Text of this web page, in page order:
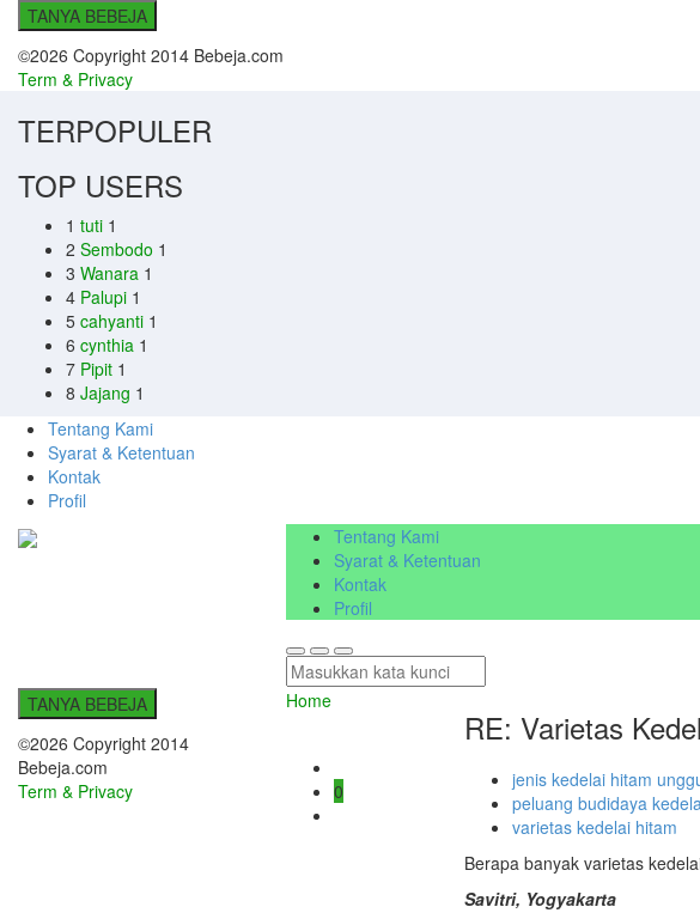
TANYA BEBEJA
©2026 Copyright 2014 Bebeja.com
Term & Privacy
TERPOPULER
TOP USERS
1 tuti 1
2 Sembodo 1
3 Wanara 1
4 Palupi 1
5 cahyanti 1
6 cynthia 1
7 Pipit 1
8 Jajang 1
Tentang Kami
Syarat & Ketentuan
Kontak
Profil
Tentang Kami
Syarat & Ketentuan
Kontak
Profil
TANYA BEBEJA
©2026 Copyright 2014
Bebeja.com
Term & Privacy
Home
RE: Varietas
0
jenis kedelai hitam
peluang budidaya
varietas kedelai hitam
Berapa banyak varietas
Savitri, Yogyakarta